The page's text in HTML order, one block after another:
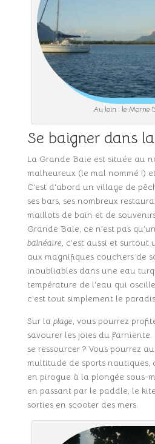
Au loin : le Morne
Se baigner dans
La Grande Baie est située au
malheureux (le mal nommé !)
C’est d’abord un village de
ses bars, ses nombreux
maillots de bain et de
Grande Baie, ce n’est pas
balnéaire, c’est aussi et surtout
aux magnifiques couchers de
inoubliables dans une eau
température de l’eau qui
c’est tout simplement le
Sur la plage, vous pourrez
savourer les joies du
se ressourcer ? Vous pourrez
multitude de sports nautiques,
en pirogue à la plongée sous-
en passant par le paddle, le
sorties en scooter des mers.